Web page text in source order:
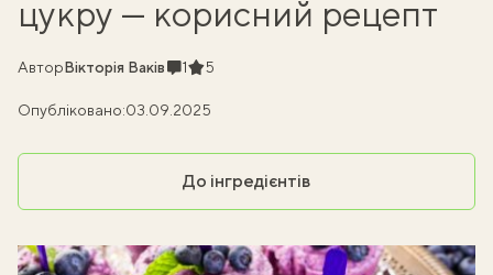
цукру — корисний рецепт
АвторВікторія ВаківКоментарі
1Рейтинг
5
Опубліковано:03.09.2025
До інгредієнтів